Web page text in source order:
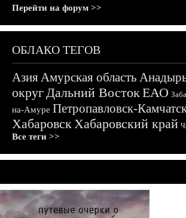
Перейти на форум >>
ОБЛАКО ТЕГОВ
АзияАмурская область
округДальний ВостокЕАО
на-Амуре Петропавловск-
ХабаровскХабаровский край
Все теги >>